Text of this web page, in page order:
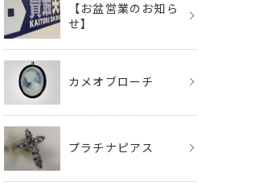
【お盆営業のお知ら
せ】
カメオブローチ
プラチナピアス